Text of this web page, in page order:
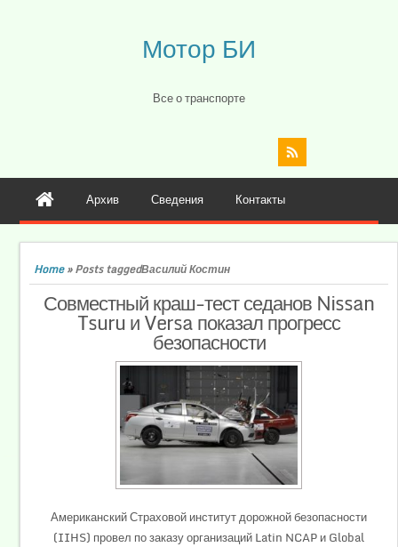
Мотор БИ
Все о транспорте
Архив Сведения Контакты
Home»Posts taggedВасилий Костин
Совместный краш-тест седанов Nissan
Tsuru и Versa показал прогресс
безопасности
Американский Страховой институт дорожной безопасности
(IIHS) провел по заказу организаций Latin NCAP и Global